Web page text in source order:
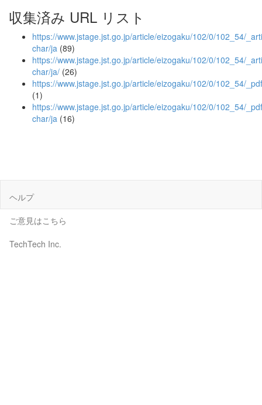
収集済み URL リスト
https://www.jstage.jst.go.jp/article/eizogaku/102/0/102_54/
char/ja (89)
https://www.jstage.jst.go.jp/article/eizogaku/102/0/102_54/
char/ja/ (26)
https://www.jstage.jst.go.jp/article/eizogaku/102/0/102_54/_pdf
(1)
https://www.jstage.jst.go.jp/article/eizogaku/102/0/102_54/
char/ja (16)
ヘルプ
ご意見はこちら
TechTech Inc.